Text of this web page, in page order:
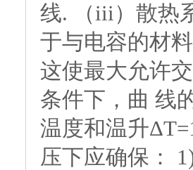
线.（iii）散热
于与电容的材
这使最大允许
条件下，曲线
温度和温升
压下应确保：